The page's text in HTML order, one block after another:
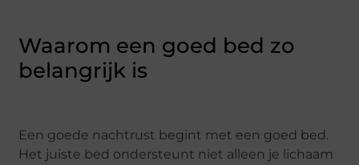
Waarom een goed bed zo
belangrijk is
Een goede nachtrust begint met een goed bed.
Het juiste bed ondersteunt niet alleen je lichaam